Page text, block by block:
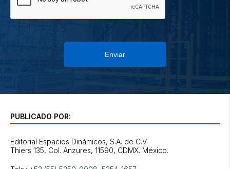
Enviar
PUBLICADO POR:
Editorial Espacios Dinámicos, S.A. de C.V.